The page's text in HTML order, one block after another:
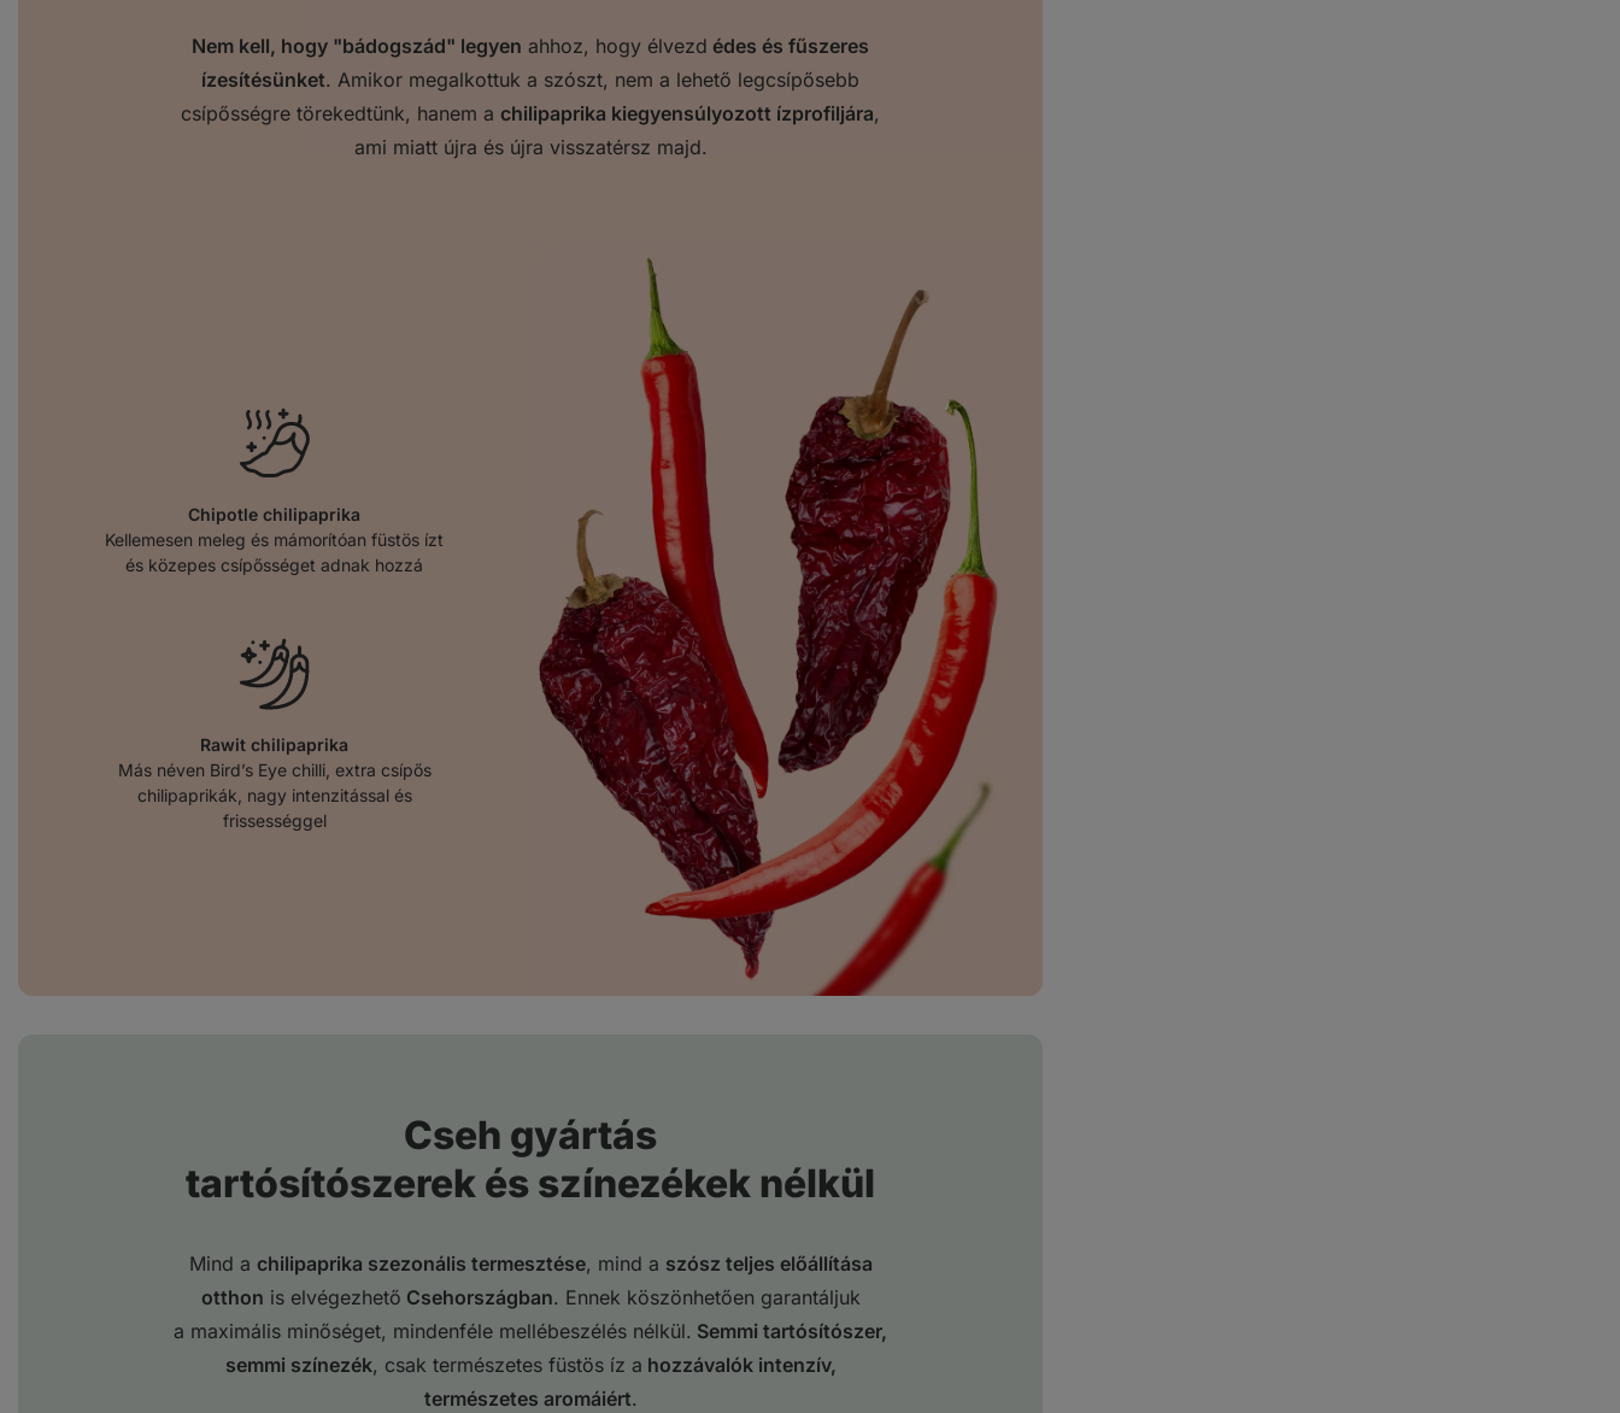
Nem kell, hogy "bádogszád" legyen ahhoz, hogy élvezd édes és fűszeres
ízesítésünket. Amikor megalkottuk a szószt, nem a lehető legcsípősebb
csípősségre törekedtünk, hanem a chilipaprika kiegyensúlyozott ízprofiljára,
ami miatt újra és újra visszatérsz majd.
Chipotle chilipaprika
Kellemesen meleg és mámorítóan füstös ízt
és közepes csípősséget adnak hozzá
Rawit chilipaprika
Más néven Bird’s Eye chilli, extra csípős
chilipaprikák, nagy intenzitással és
frissességgel
Cseh gyártás
tartósítószerek és színezékek nélkül
Mind a chilipaprika szezonális termesztése, mind a szósz teljes előállítása
otthon is elvégezhető Csehországban. Ennek köszönhetően garantáljuk
a maximális minőséget, mindenféle mellébeszélés nélkül. Semmi tartósítószer,
semmi színezék, csak természetes füstös íz a hozzávalók intenzív,
természetes aromáiért.